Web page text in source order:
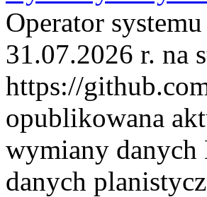
Operator
31.07.2026 r. na
https://
opublikowana
wymiany danych
danych